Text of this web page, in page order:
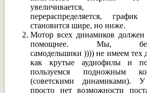
увеличивается,
перераспределяется,
становится шире, но ниже.
Мотор всех динамиков должен
помощнее. Мы,
самодельшики )))) не имеем тех
как крутые аудиофилы и
пользуемся подножным
(советскими динамиками).
просто нет возможности